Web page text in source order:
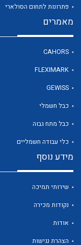
לכל מוצרי היצרן
פתרונות לתחום הסולארי
מאמרים
CAHORS
FLEXIMARK
GEWISS
כבל חשמלי
כבל מתח גבוה
כלי עבודה חשמליים
מידע נוסף
שירותי תמיכה
נקודות מכירה
אודות
הצהרת נגישות